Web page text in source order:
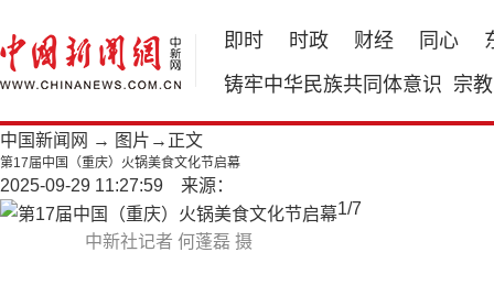
即时 时政 财经 同心
铸牢中华民族共同体意识 宗教
中国新闻网 → 图片 →正文
第17届中国（重庆）火锅美食文化节启幕
2025-09-29 11:27:59 来源：
中新社记者 何蓬磊 摄
1/7